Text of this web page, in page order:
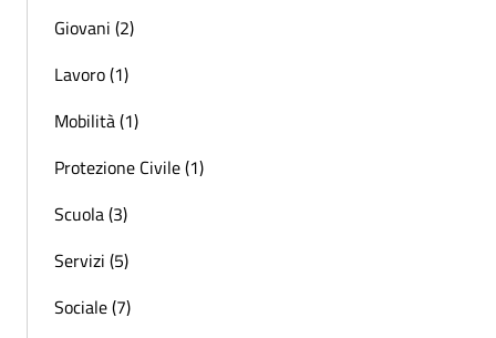
Giovani (2)
Lavoro (1)
Mobilità (1)
Protezione Civile (1)
Scuola (3)
Servizi (5)
Sociale (7)